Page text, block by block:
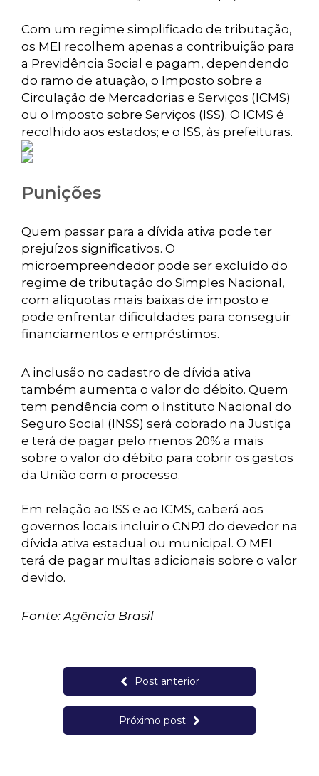
Com um regime simplificado de tributação,
os MEI recolhem apenas a contribuição para
a Previdência Social e pagam, dependendo
do ramo de atuação, o Imposto sobre a
Circulação de Mercadorias e Serviços (ICMS)
ou o Imposto sobre Serviços (ISS). O ICMS é
recolhido aos estados; e o ISS, às prefeituras.
Punições
Quem passar para a dívida ativa pode ter
prejuízos significativos. O
microempreendedor pode ser excluído do
regime de tributação do Simples Nacional,
com alíquotas mais baixas de imposto e
pode enfrentar dificuldades para conseguir
financiamentos e empréstimos.
A inclusão no cadastro de dívida ativa
também aumenta o valor do débito. Quem
tem pendência com o Instituto Nacional do
Seguro Social (INSS) será cobrado na Justiça
e terá de pagar pelo menos 20% a mais
sobre o valor do débito para cobrir os gastos
da União com o processo.
Em relação ao ISS e ao ICMS, caberá aos
governos locais incluir o CNPJ do devedor na
dívida ativa estadual ou municipal. O MEI
terá de pagar multas adicionais sobre o valor
devido.
Fonte: Agência Brasil
Post anterior
Próximo post